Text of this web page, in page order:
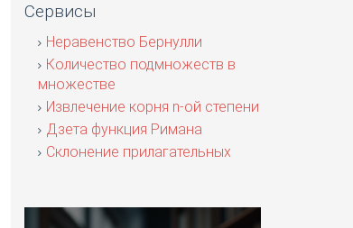
Сервисы
Неравенство Бернулли
Количество подмножеств в
множестве
Извлечение корня n-ой степени
Дзета функция Римана
Склонение прилагательных